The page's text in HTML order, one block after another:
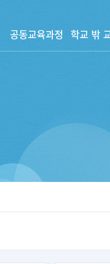
공동교육과정 학교 밖